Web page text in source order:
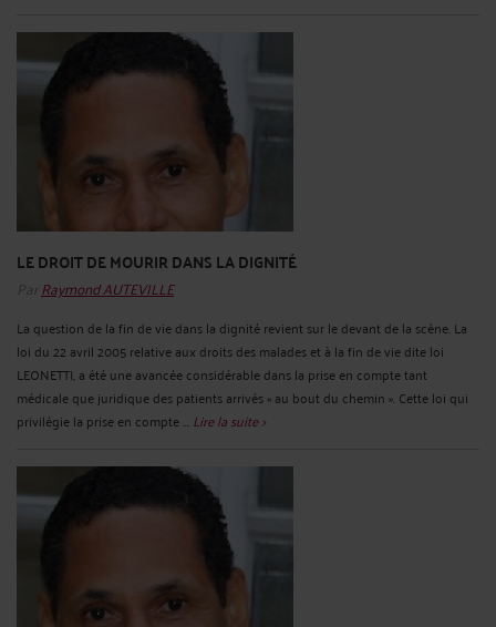
LE DROIT DE MOURIR DANS LA DIGNITÉ
Par Raymond AUTEVILLE
La question de la fin de vie dans la dignité revient sur le devant de la scène. La
loi du 22 avril 2005 relative aux droits des malades et à la fin de vie dite loi
LEONETTI, a été une avancée considérable dans la prise en compte tant
médicale que juridique des patients arrivés « au bout du chemin ». Cette loi qui
privilégie la prise en compte ... Lire la suite >